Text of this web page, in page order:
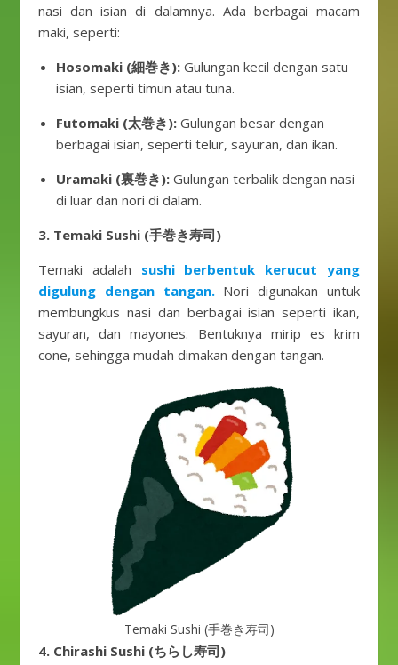
nasi dan isian di dalamnya. Ada berbagai macam
maki, seperti:
Hosomaki (細巻き): Gulungan kecil dengan satu
isian, seperti timun atau tuna.
Futomaki (太巻き): Gulungan besar dengan
berbagai isian, seperti telur, sayuran, dan ikan.
Uramaki (裏巻き): Gulungan terbalik dengan nasi
di luar dan nori di dalam.
3. Temaki Sushi (手巻き寿司)
Temaki adalah sushi berbentuk kerucut yang
digulung dengan tangan.Nori digunakan untuk
membungkus nasi dan berbagai isian seperti ikan,
sayuran, dan mayones. Bentuknya mirip es krim
cone, sehingga mudah dimakan dengan tangan.
Temaki Sushi (手巻き寿司)
4. Chirashi Sushi (ちらし寿司)